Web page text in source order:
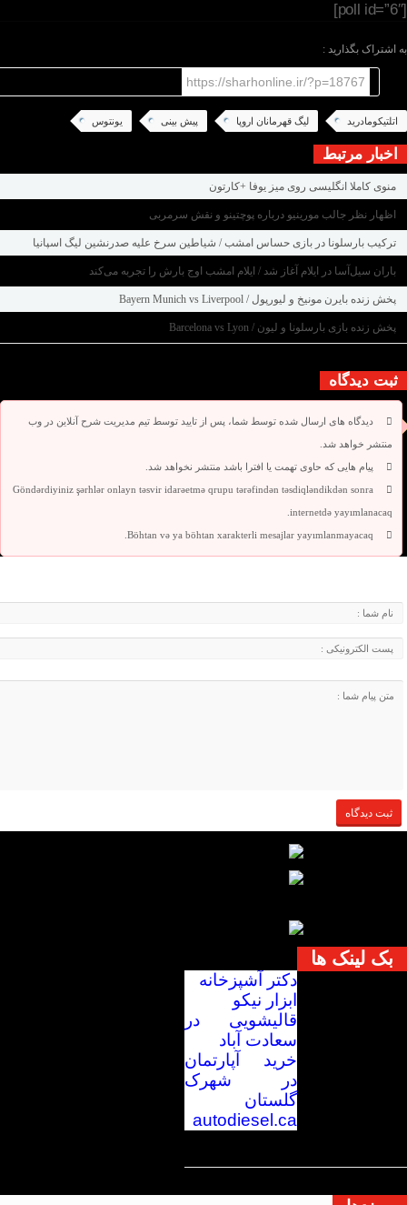
[poll id=”6″]
به اشتراک بگذارید :
https://sharhonline.ir/?p=18767
اتلتیکومادرید لیگ قهرمانان اروپا پیش بینی یونتوس
اخبار مرتبط
منوی کاملا انگلیسی روی میز یوفا +کارتون
اظهار نظر جالب مورینیو درباره پوچتینو و نقش سرمربی
ترکیب بارسلونا در بازی حساس امشب / شیاطین سرخ علیه صدرنشین لیگ اسپانیا
باران سیل‌آسا در ایلام آغاز شد / ایلام امشب اوج بارش را تجربه می‌کند
پخش زنده بایرن مونیخ و لیورپول / Bayern Munich vs Liverpool
پخش زنده بازی بارسلونا و لیون / Barcelona vs Lyon
ثبت دیدگاه
دیدگاه های ارسال شده توسط شما، پس از تایید توسط تیم مدیریت شرح آنلاین در وب
منتشر خواهد شد.
پیام هایی که حاوی تهمت یا افترا باشد منتشر نخواهد شد.
Göndərdiyiniz şərhlər onlayn təsvir idarəetmə qrupu tərəfindən təsdiqləndikdən sonra
internetdə yayımlanacaq.
Böhtan və ya böhtan xarakterli mesajlar yayımlanmayacaq.
بک لینک ها
دکتر آشپزخانه
ابزار نیکو
قالیشویی در
سعادت آباد
خرید آپارتمان
در شهرک
گلستان
autodiesel.ca